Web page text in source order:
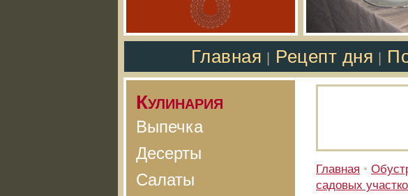
Главная Рецепт дня
Кулинария
Выпечка
Десерты
Салаты
Главная •
садовых